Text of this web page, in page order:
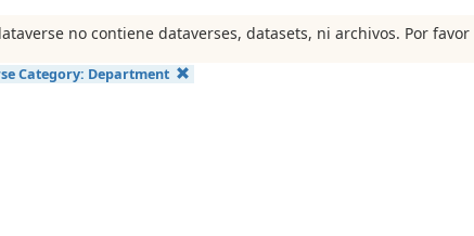
no contiene dataverses, datasets, ni archivos. Por favor
Category: Department